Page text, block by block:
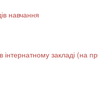
навчання
закладі (на